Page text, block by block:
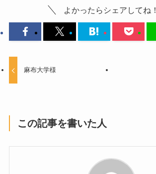
よかったらシェアしてね！
麻布大学様
この記事を書いた人